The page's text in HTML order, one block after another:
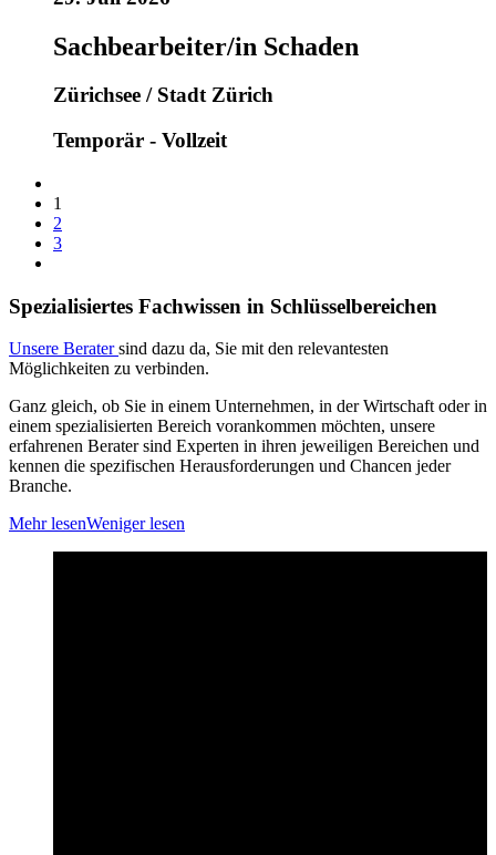
Sachbearbeiter/in Schaden
Zürichsee / Stadt Zürich
Temporär - Vollzeit
1
2
3
Spezialisiertes Fachwissen in Schlüsselbereichen
Unsere Beratersind dazu da, Sie mit den relevantesten
Möglichkeiten zu verbinden.
Ganz gleich, ob Sie in einem Unternehmen, in der Wirtschaft oder in
einem spezialisierten Bereich vorankommen möchten, unsere
erfahrenen Berater sind Experten in ihren jeweiligen Bereichen und
kennen die spezifischen Herausforderungen und Chancen jeder
Branche.
Mehr lesenWeniger lesen